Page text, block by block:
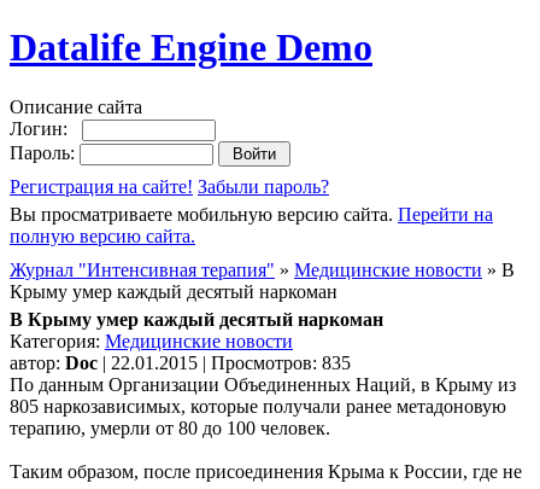
Datalife Engine Demo
Описание сайта
Логин:
Пароль:
Регистрация на сайте! Забыли пароль?
Вы просматриваете мобильную версию сайта. Перейти на
полную версию сайта.
Журнал "Интенсивная терапия" » Медицинские новости » В
Крыму умер каждый десятый наркоман
В Крыму умер каждый десятый наркоман
Категория: Медицинские новости
автор: Doc | 22.01.2015 | Просмотров: 835
По данным Организации Объединенных Наций, в Крыму из
805 наркозависимых, которые получали ранее метадоновую
терапию, умерли от 80 до 100 человек.
Таким образом, после присоединения Крыма к России, где не